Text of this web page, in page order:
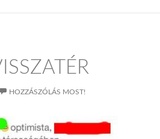
HOZZÁSZÓLÁS MOST!